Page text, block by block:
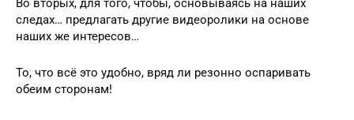
следах… предлагать другие видеоролики на основе
наших же интересов…
То, что всё это удобно, вряд ли резонно оспаривать
обеим сторонам!